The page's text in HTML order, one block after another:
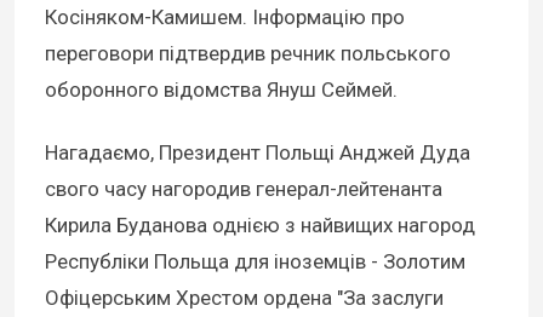
Косіняком-Камишем. Інформацію про
переговори підтвердив речник польського
оборонного відомства Януш Сеймей.
Нагадаємо, Президент Польщі Анджей Дуда
свого часу нагородив генерал-лейтенанта
Кирила Буданова однією з найвищих нагород
Республіки Польща для іноземців - Золотим
Офіцерським Хрестом ордена "За заслуги